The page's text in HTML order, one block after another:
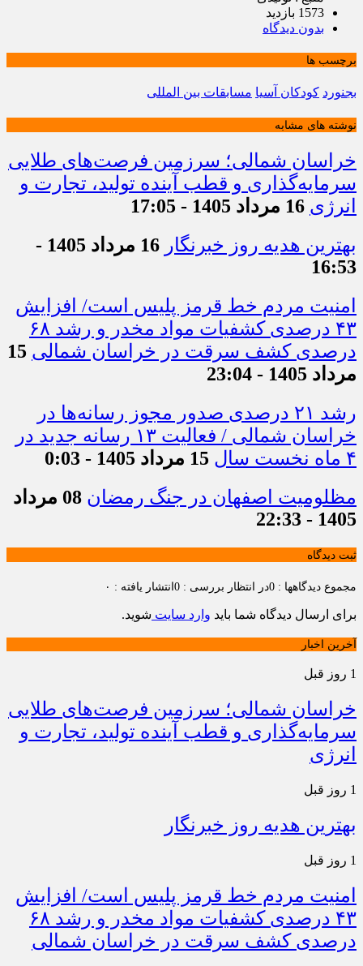
1573 بازدید
بدون دیدگاه
برچسب ها
بجنورد کودکان آسیا مسابقات بین المللی
نوشته های مشابه
خراسان شمالی؛ سرزمین فرصت‌های طلایی
سرمایه‌گذاری و قطب آینده تولید، تجارت و
انرژی 16 مرداد 1405 - 17:05
بهترین هدیه روز خبرنگار
16 مرداد 1405 -
16:53
امنیت مردم خط قرمز پلیس است/ افزایش
۴۳ درصدی کشفیات مواد مخدر و رشد ۶۸
درصدی کشف سرقت در خراسان شمالی 15
مرداد 1405 - 23:04
رشد ۲۱ درصدی صدور مجوز رسانه‌ها در
خراسان شمالی / فعالیت ۱۳ رسانه جدید در
۴ ماه نخست سال
15 مرداد 1405 - 0:03
مظلومیت اصفهان در جنگ رمضان
08 مرداد
1405 - 22:33
ثبت دیدگاه
مجموع دیدگاهها : 0 در انتظار بررسی : 0 انتشار یافته : ۰
برای ارسال دیدگاه شما باید وارد سایت شوید.
آخرین اخبار
1 روز قبل
خراسان شمالی؛ سرزمین فرصت‌های طلایی
سرمایه‌گذاری و قطب آینده تولید، تجارت و
انرژی
1 روز قبل
بهترین هدیه روز خبرنگار
1 روز قبل
امنیت مردم خط قرمز پلیس است/ افزایش
۴۳ درصدی کشفیات مواد مخدر و رشد ۶۸
درصدی کشف سرقت در خراسان شمالی